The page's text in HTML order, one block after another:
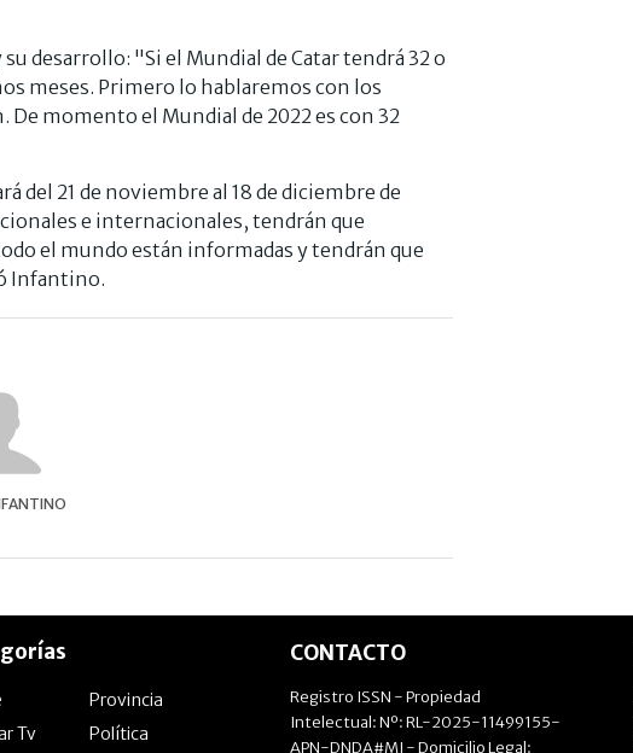
desarrollo: "Si el Mundial de Catar tendrá 32 o
meses. Primero lo hablaremos con los
momento el Mundial de 2022 es con 32
del 21 de noviembre al 18 de diciembre de
e internacionales, tendrán que
el mundo están informadas y tendrán que
Infantino.
Provincia
Tv
Política
CONTACTO
Registro ISSN - Propiedad
Intelectual: Nº: RL-2025-11499155-
APN-DNDA#MJ - Domicilio Legal: